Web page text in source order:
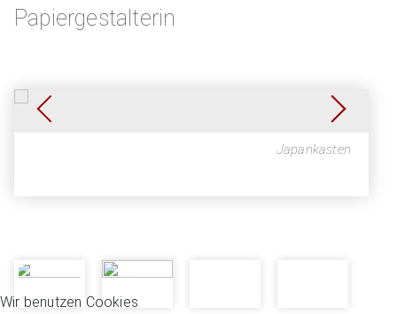
Papiergestalterin
Japankasten
Japankasten
Wir benutzen Cookies